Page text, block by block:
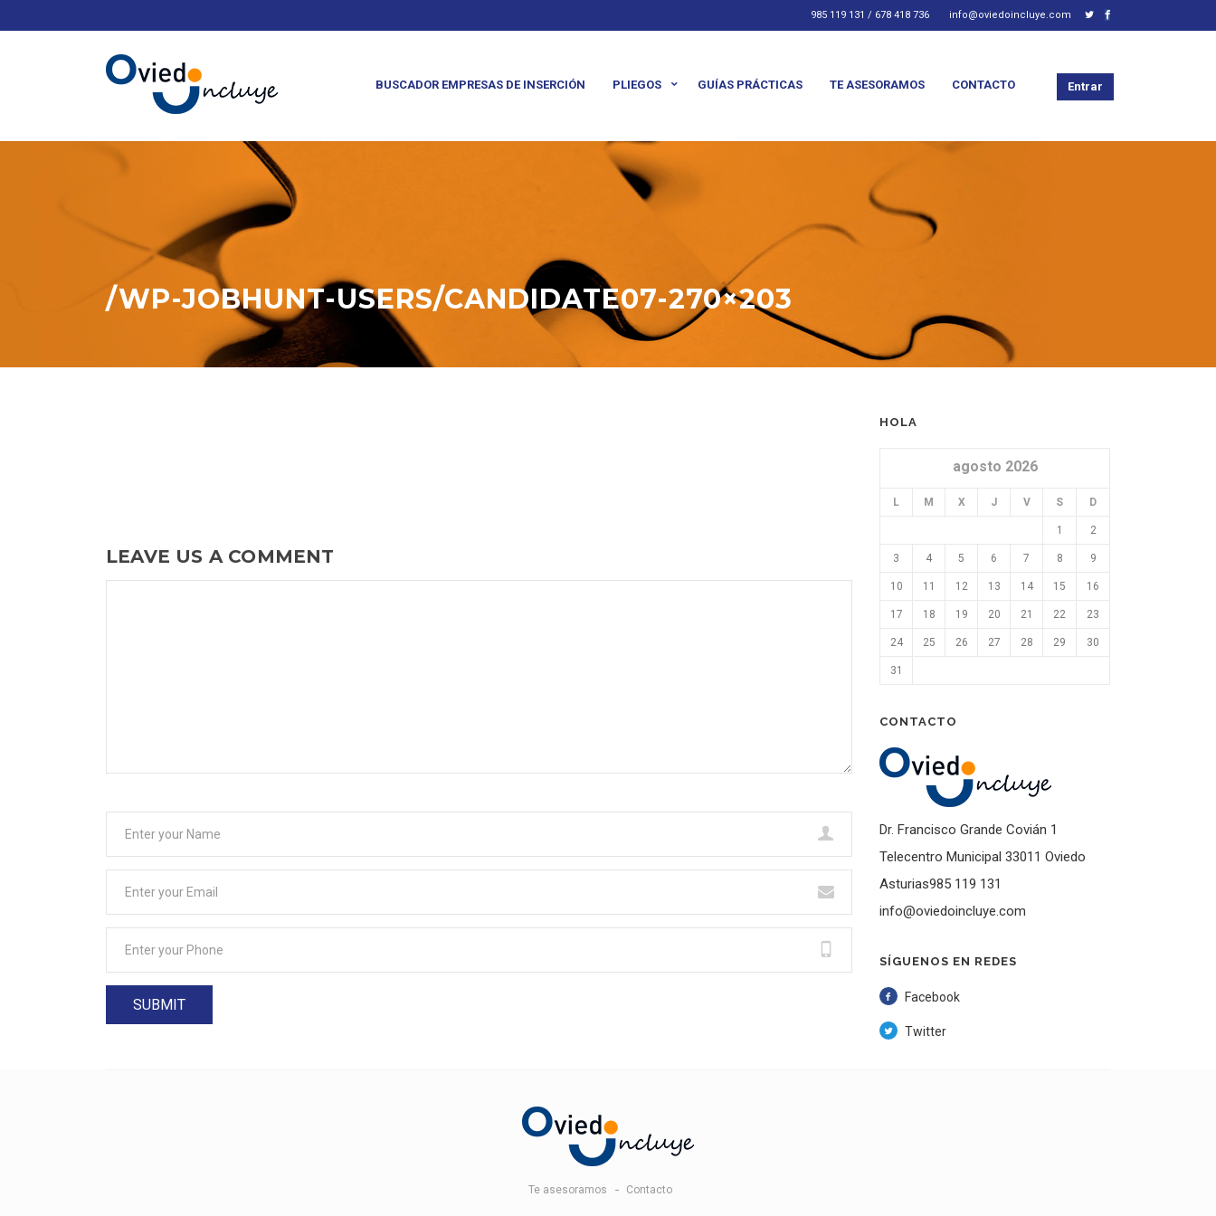
985 119 131 / 678 418 736 info@oviedoincluye.com
BUSCADOR EMPRESAS DE INSERCIÓN PLIEGOS GUÍAS PRÁCTICAS TE ASESORAMOS CONTACTO Entrar
/WP-JOBHUNT-USERS/CANDIDATE07-270×203
LEAVE US A COMMENT
HOLA
agosto 2026
L M X J V S D
1 2
3 4 5 6 7 8 9
10 11 12 13 14 15 16
17 18 19 20 21 22 23
24 25 26 27 28 29 30
31
CONTACTO
Dr. Francisco Grande Covián 1
Telecentro Municipal 33011 Oviedo
Asturias985 119 131
info@oviedoincluye.com
SÍGUENOS EN REDES
Facebook
Twitter
Te asesoramos Contacto